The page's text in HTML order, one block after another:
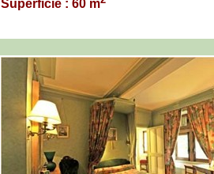
Superficie : 60 m